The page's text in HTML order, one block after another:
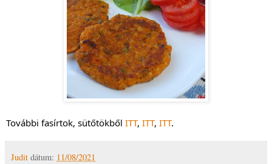
További fasírtok, sütőtökből ITT, ITT, ITT.
Judit dátum: 11/08/2021